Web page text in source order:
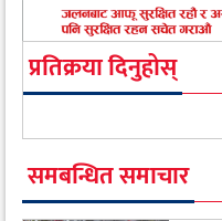
प्रतिक्रया दिनुहोस्
समबन्धित समाचार